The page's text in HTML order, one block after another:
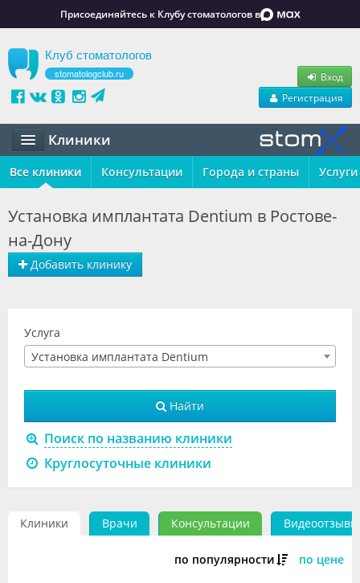
Присоединяйтесь к Клубу стоматологов в
Клуб стоматологов
stomatologclub.ru
Вход
Регистрация
Клиники
Статьи
Обучение
Вакансии
Объявления
Клиники
Специалисты
Все клиники Консультации Города и страны Услуги
Добавить клинику
Установка имплантата Dentium в Ростове-
на-Дону
Услуга
Установка имплантата Dentium
Найти
Поиск по названию клиники
Круглосуточные клиники
Клиники Врачи Консультации Видеоотзывы
по популярности по цене